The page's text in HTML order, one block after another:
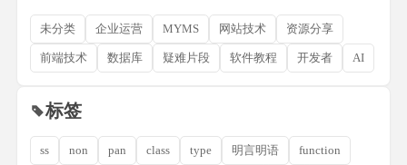
未分类 企业运营 MYMS 网站技术 资源分享
前端技术 数据库 疑难片段 软件教程 开发者 AI
标签
ss non pan class type 明言明语 function